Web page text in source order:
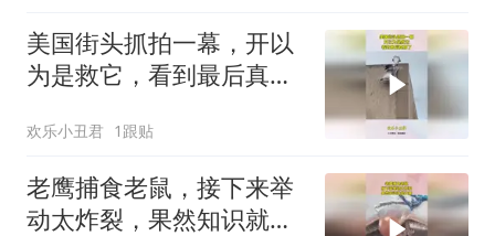
美国街头抓拍一幕，开以
为是救它，看到最后真相
欢乐小丑君 1跟贴
老鹰捕食老鼠，接下来举
动太炸裂，果然知识就是